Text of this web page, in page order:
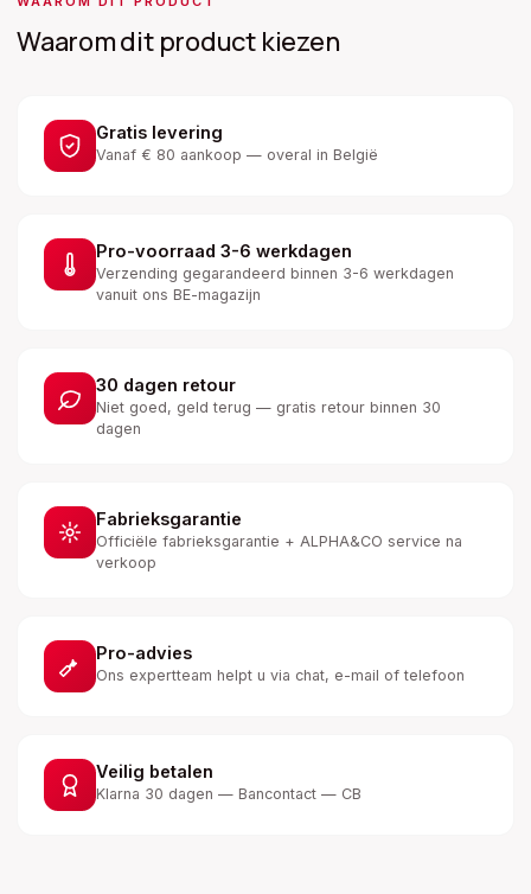
Waarom dit product kiezen
Gratis levering
Vanaf € 80 aankoop — overal in België
Pro-voorraad 3-6 werkdagen
Verzending gegarandeerd binnen 3-6 werkdagen
vanuit ons BE-magazijn
30 dagen retour
Niet goed, geld terug — gratis retour binnen 30
dagen
Fabrieksgarantie
Officiële fabrieksgarantie + ALPHA&CO service na
verkoop
Pro-advies
Ons expertteam helpt u via chat, e-mail of telefoon
Veilig betalen
Klarna 30 dagen — Bancontact — CB